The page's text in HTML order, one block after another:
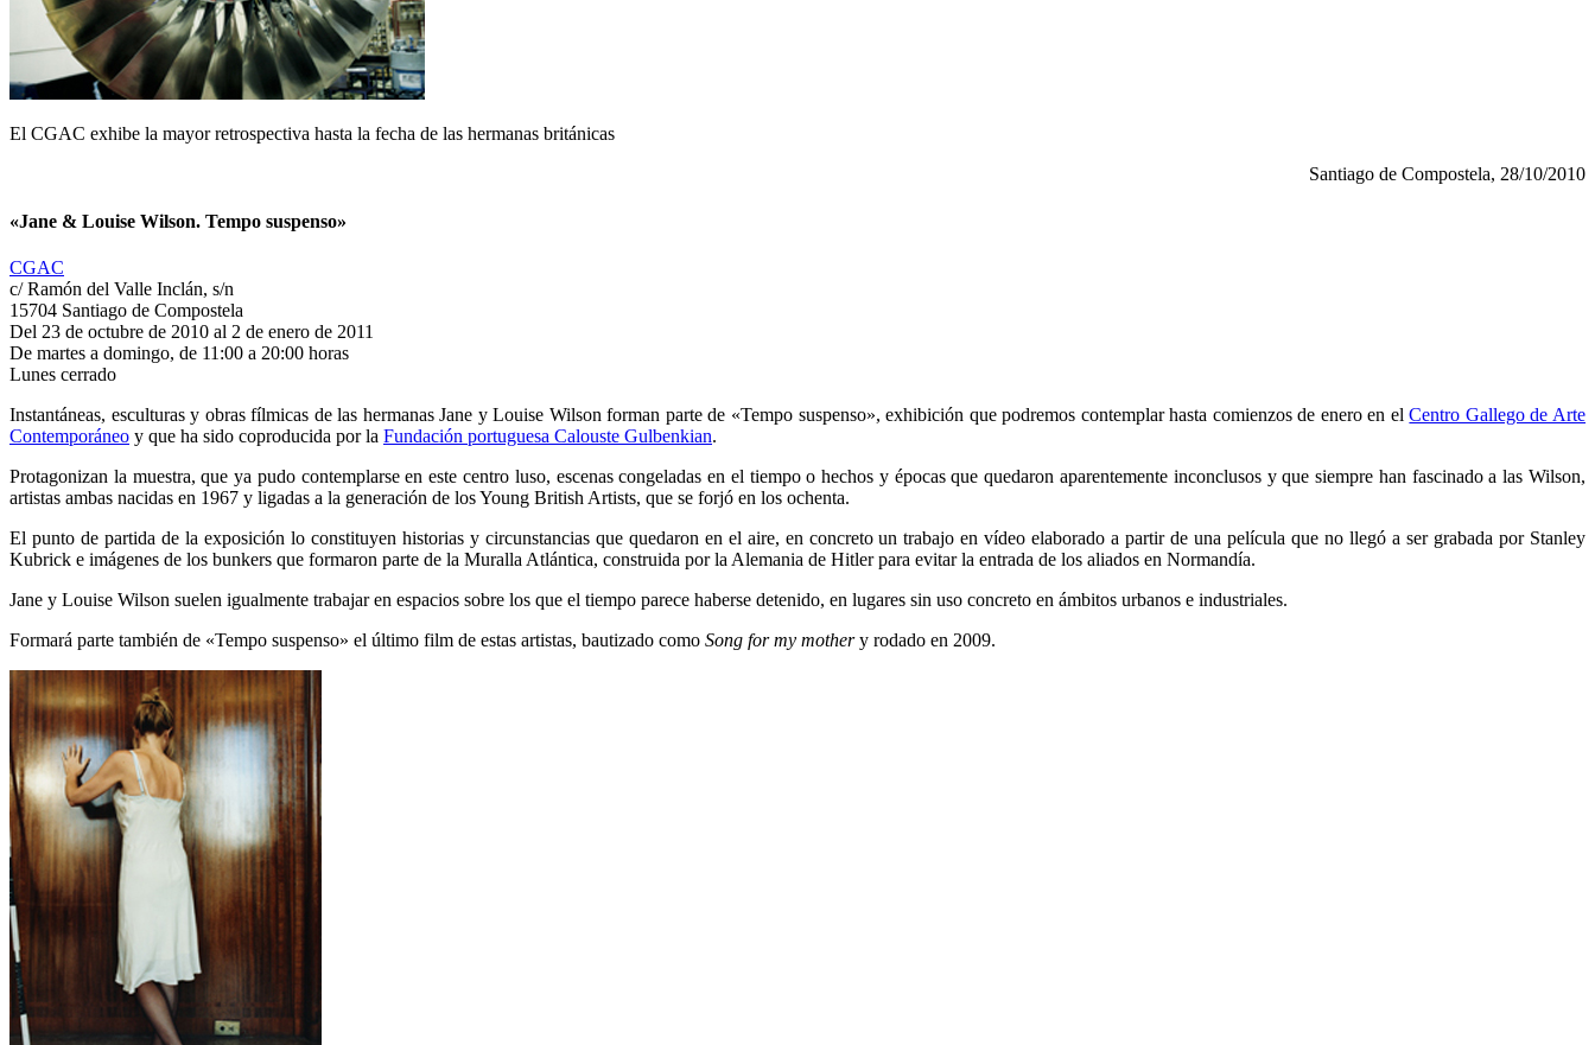
El CGAC exhibe la mayor retrospectiva hasta la fecha de las hermanas británicas
Santiago de Compostela, 28/10/2010
«Jane & Louise Wilson. Tempo suspenso»
CGAC
c/ Ramón del Valle Inclán, s/n
15704 Santiago de Compostela
Del 23 de octubre de 2010 al 2 de enero de 2011
De martes a domingo, de 11:00 a 20:00 horas
Lunes cerrado
Instantáneas, esculturas y obras fílmicas de las hermanas Jane y Louise Wilson forman parte de «Tempo suspenso», exhibición que podremos contemplar hasta comienzos de enero en elCentro Gallego de Arte
Contemporáneo y que ha sido coproducida por la Fundación portuguesa Calouste Gulbenkian.
Protagonizan la muestra, que ya pudo contemplarse en este centro luso, escenas congeladas en el tiempo o hechos y épocas que quedaron aparentemente inconclusos y que siempre han fascinado a las Wilson,
artistas ambas nacidas en 1967 y ligadas a la generación de los Young British Artists, que se forjó en los ochenta.
El punto de partida de la exposición lo constituyen historias y circunstancias que quedaron en el aire, en concreto un trabajo en vídeo elaborado a partir de una película que no llegó a ser grabada por Stanley
Kubrick e imágenes de los bunkers que formaron parte de la Muralla Atlántica, construida por la Alemania de Hitler para evitar la entrada de los aliados en Normandía.
Jane y Louise Wilson suelen igualmente trabajar en espacios sobre los que el tiempo parece haberse detenido, en lugares sin uso concreto en ámbitos urbanos e industriales.
Formará parte también de «Tempo suspenso» el último film de estas artistas, bautizado como Song for my mothery rodado en 2009.